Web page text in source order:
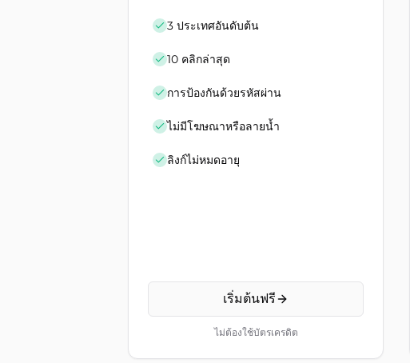
3 ประเทศอันดับต้น
10 คลิกล่าสุด
การป้องกันด้วยรหัสผ่าน
ไม่มีโฆษณาหรือลายน้ำ
ลิงก์ไม่หมดอายุ
เริ่มต้นฟรี
ไม่ต้องใช้บัตรเครดิต